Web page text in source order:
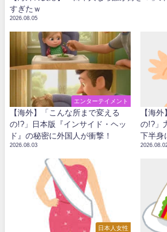
すぎたｗ
2026.08.05
エンターテイメント
【海外】「こんな所まで変える
の!?」日本版『インサイド・ヘッ
ド』の秘密に外国人が衝撃！
2026.08.03
【海
の!?」
下半
日本人女性